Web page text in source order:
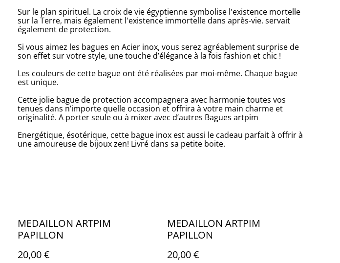
Sur le plan spirituel. La croix de vie égyptienne symbolise l'existence mortelle
sur la Terre, mais également l'existence immortelle dans après-vie. servait
également de protection.
Si vous aimez les bagues en Acier inox, vous serez agréablement surprise de
son effet sur votre style, une touche d’élégance à la fois fashion et chic !
Les couleurs de cette bague ont été réalisées par moi-même. Chaque bague
est unique.
Cette jolie bague de protection accompagnera avec harmonie toutes vos
tenues dans n’importe quelle occasion et offrira à votre main charme et
originalité. A porter seule ou à mixer avec d’autres Bagues artpim
Energétique, ésotérique, cette bague inox est aussi le cadeau parfait à offrir à
une amoureuse de bijoux zen! Livré dans sa petite boite.
MEDAILLON ARTPIM
PAPILLON
20,00 €
MEDAILLON ARTPIM
PAPILLON
20,00 €